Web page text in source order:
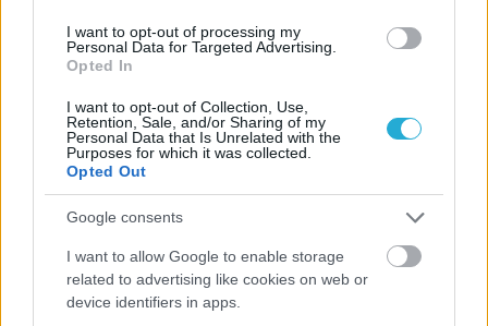
I want to opt-out of processing my
Personal Data for Targeted Advertising.
Opted In
I want to opt-out of Collection, Use,
Retention, Sale, and/or Sharing of my
Personal Data that Is Unrelated with the
Purposes for which it was collected.
Opted Out
Google consents
I want to allow Google to enable storage
related to advertising like cookies on web or
device identifiers in apps.
Από την Περούτζια του 2000
στο σήμερα: Tο τρίτο
Παναθηναϊκού με την
ιστορία
Αναγνώριση και σεβασμός
οι σημαντικότερες νίκες του